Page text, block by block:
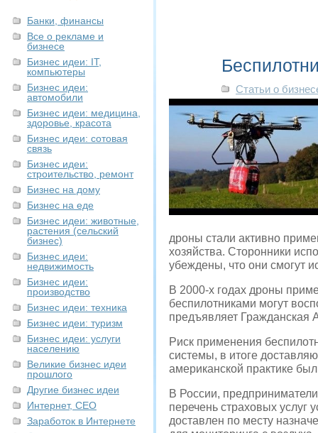
Банки, финансы
Все о рекламе и
бизнесе
Бизнес идеи: IT,
компьютеры
Бизнес идеи:
автомобили
Бизнес идеи: медицина,
здоровье, красота
Бизнес идеи: сотовая
связь
Бизнес идеи:
строительство, ремонт
Бизнес на дому
Бизнес на еде
Бизнес идеи: животные,
растения (сельский
бизнес)
Бизнес идеи:
недвижимость
Бизнес идеи:
производство
Бизнес идеи: техника
Бизнес идеи: туризм
Бизнес идеи: услуги
населению
Великие бизнес идеи
прошлого
Другие бизнес идеи
Интернет, СЕО
Заработок в Интернете
Статьи о
дроны стали активно
хозяйства. Сторонники
убеждены, что они смогут
В 2000-х годах дроны
беспилотниками могут
предъявляет Гражданская
Риск применения
системы, в итоге
американской практике
В России, предприниматели
перечень страховых услуг
доставлен по месту